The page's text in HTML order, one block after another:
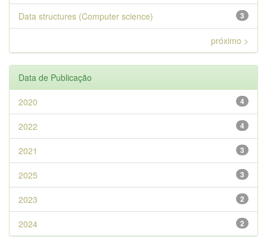
3
Data structures (Computer science)
próximo >
Data de Publicação
4
2020
4
2022
3
2021
3
2025
2
2023
2
2024